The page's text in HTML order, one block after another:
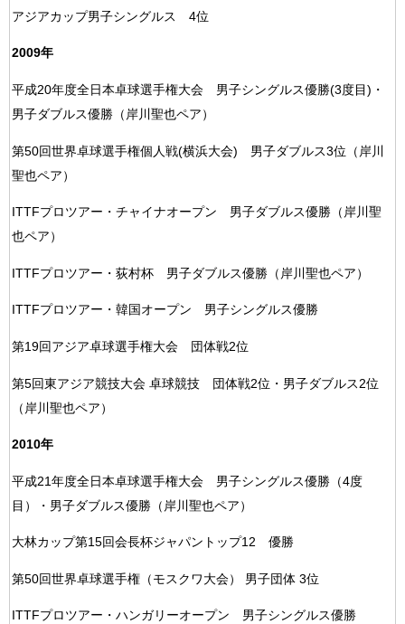
アジアカップ男子シングルス 4位
2009年
平成20年度全日本卓球選手権大会 男子シングルス優勝(3度目)・
男子ダブルス優勝（岸川聖也ペア）
第50回世界卓球選手権個人戦(横浜大会) 男子ダブルス3位（岸川
聖也ペア）
ITTFプロツアー・チャイナオープン 男子ダブルス優勝（岸川聖
也ペア）
ITTFプロツアー・荻村杯 男子ダブルス優勝（岸川聖也ペア）
ITTFプロツアー・韓国オープン 男子シングルス優勝
第19回アジア卓球選手権大会 団体戦2位
第5回東アジア競技大会 卓球競技 団体戦2位・男子ダブルス2位
（岸川聖也ペア）
2010年
平成21年度全日本卓球選手権大会 男子シングルス優勝（4度
目）・男子ダブルス優勝（岸川聖也ペア）
大林カップ第15回会長杯ジャパントップ12 優勝
第50回世界卓球選手権（モスクワ大会） 男子団体 3位
ITTFプロツアー・ハンガリーオープン 男子シングルス優勝